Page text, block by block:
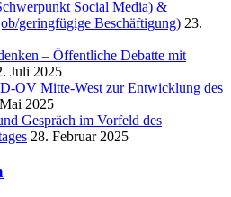
Social Media) &
geringfügige Beschäftigung) 23.
– Öffentliche Debatte mit
Juli 2025
OV Mitte-West zur Entwicklung des
2025
Gespräch im Vorfeld des
28. Februar 2025